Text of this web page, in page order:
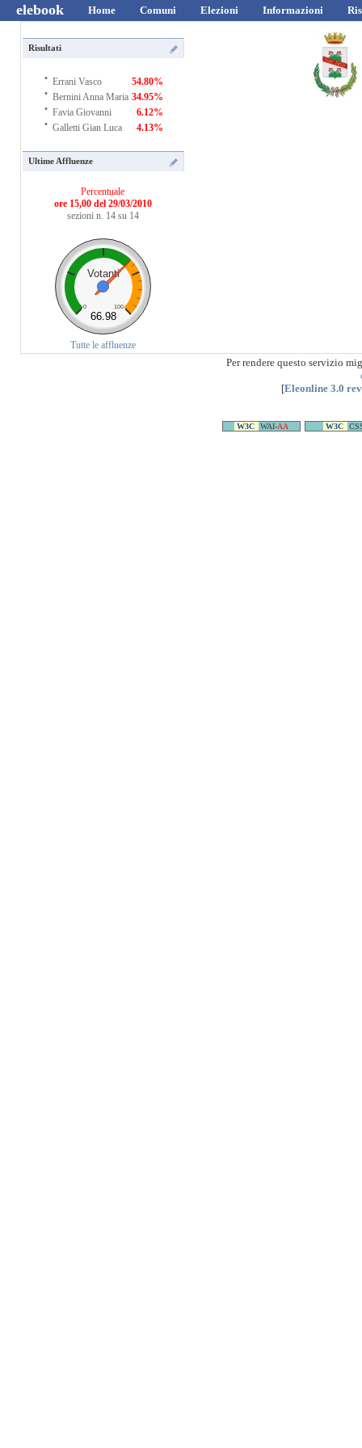
elebook Home Comuni Elezioni Informazioni
Risultati
· Errani Vasco 54.80%
· Bernini Anna Maria 34.95%
· Favia Giovanni 6.12%
· Galletti Gian Luca 4.13%
Ultime Affluenze
Percentuale
ore 15,00 del 29/03/2010
sezioni n. 14 su 14
Votanti
0 100
66.98
Tutte le affluenze
Per rendere questo servizio
[Eleonline 3.0
W3C WAI-AA W3C